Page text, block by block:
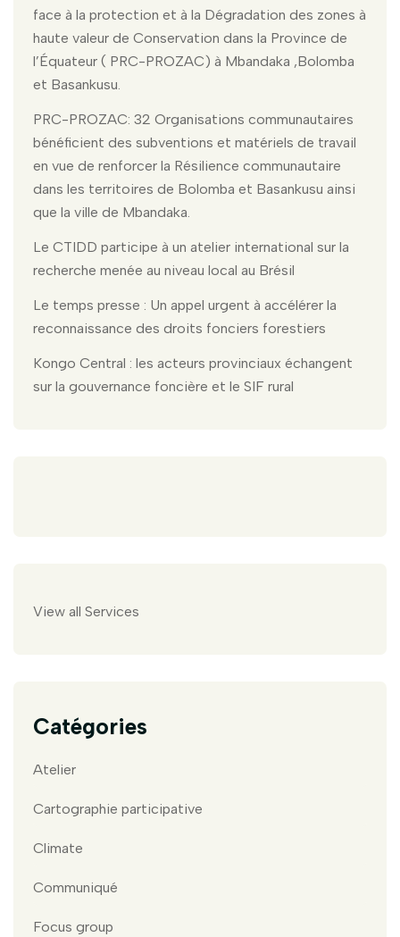
face à la protection et à la Dégradation des zones à
haute valeur de Conservation dans la Province de
l’Équateur ( PRC-PROZAC) à Mbandaka ,Bolomba
et Basankusu.
PRC-PROZAC: 32 Organisations communautaires
bénéficient des subventions et matériels de travail
en vue de renforcer la Résilience communautaire
dans les territoires de Bolomba et Basankusu ainsi
que la ville de Mbandaka.
Le CTIDD participe à un atelier international sur la
recherche menée au niveau local au Brésil
Le temps presse : Un appel urgent à accélérer la
reconnaissance des droits fonciers forestiers
Kongo Central : les acteurs provinciaux échangent
sur la gouvernance foncière et le SIF rural
View all Services
Catégories
Atelier
Cartographie participative
Climate
Communiqué
Focus group